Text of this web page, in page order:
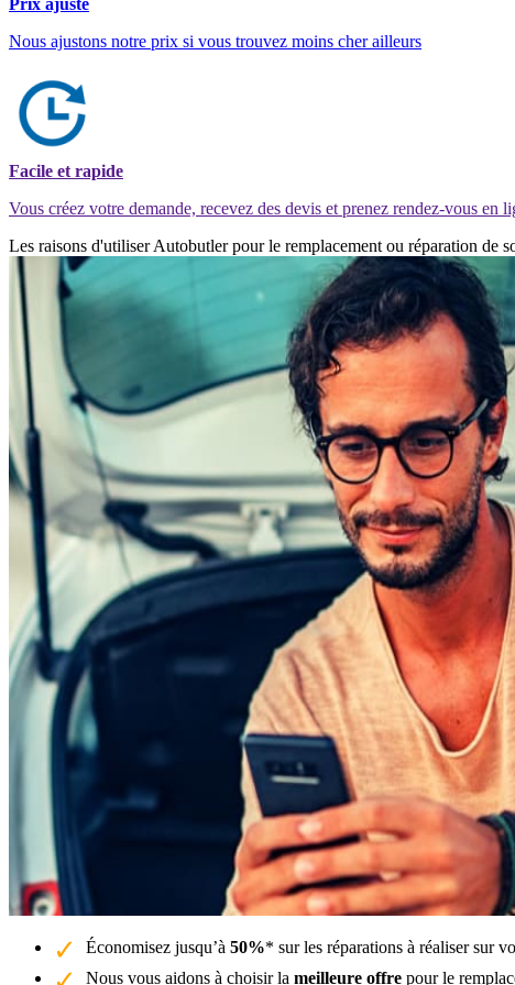
Nous ajustons notre prix si vous trouvez moins cher ailleurs
Facile et rapide
Vous créez votre demande, recevez des devis et prenez rendez-vous en
Les raisons d'utiliser Autobutler pour le remplacement ou réparation de
Économisez jusqu’à 50%* sur les réparations à réaliser sur
Nous vous aidons à choisir la meilleure offre pour le